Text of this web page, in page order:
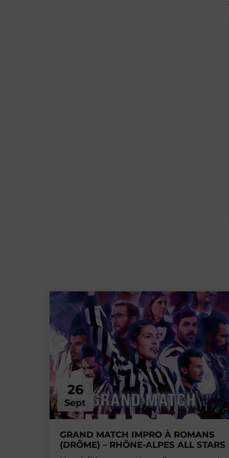
26
Sept
GRAND MATCH IMPRO À ROMANS
(DRÔME) – RHÔNE-ALPES ALL STARS